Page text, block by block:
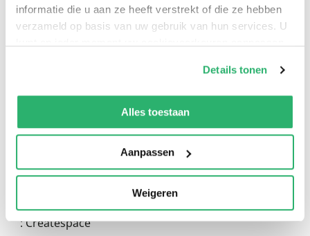
informatie die u aan ze heeft verstrekt of die ze hebben
verzameld op basis van uw gebruik van hun services. U
kunnen ontvangen en verwerken.
Details tonen
Alles toestaan
Aanpassen
Weigeren
0|0
:Createspace